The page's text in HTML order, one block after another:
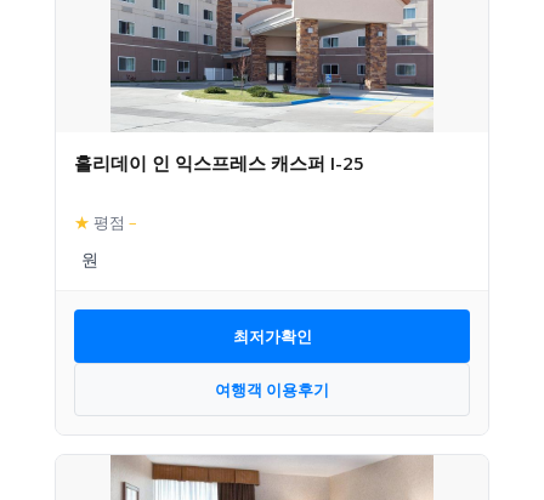
홀리데이 인 익스프레스 캐스퍼 I-25
★ 평점 –
최저가확인
여행객 이용후기